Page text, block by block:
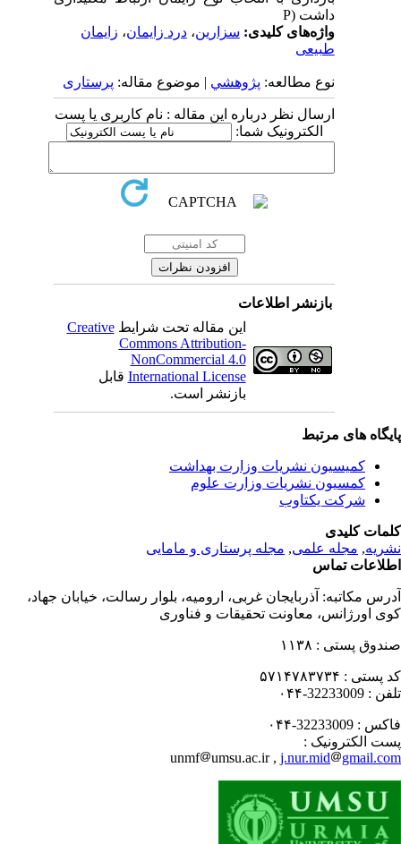
داشت (P
واژه‌های کلیدی:سزارین،درد زایمان،زایمان
طبیعی
نوع مطالعه:پژوهشي| موضوع مقاله:پرستاری
ارسال نظر درباره این مقاله : نام کاربری یا پست
الکترونیک شما:
بازنشر اطلاعات
این مقاله تحت شرایطCreative
Commons Attribution-
NonCommercial 4.0
International Licenseقابل
بازنشر است.
های مرتبط
کمیسیون نشریات وزارت بهداشت
کمسیون نشریات وزارت علوم
شرکت یکتاوب
کلیدی
,مجله علمی, مجله پرستاری و مامایی
تماس
مکاتبه:آذربایجان غربی، ارومیه، بلوار رسالت، خیابان جهاد،
اورژانس، معاونت تحقیقات و فناوری
پستی : ۱۱۳۸
پستی : ۵۷۱۴۷۸۳۷۳۴
: 32233009-۰۴۴
: 32233009-۰۴۴
الکترونیک :
unmf
umsu.ac.ir ,j.nur.mid